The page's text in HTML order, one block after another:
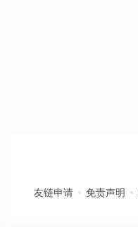
友链申请 免责声明